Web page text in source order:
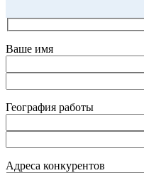
Ваше имя
География работы
Адреса конкурентов